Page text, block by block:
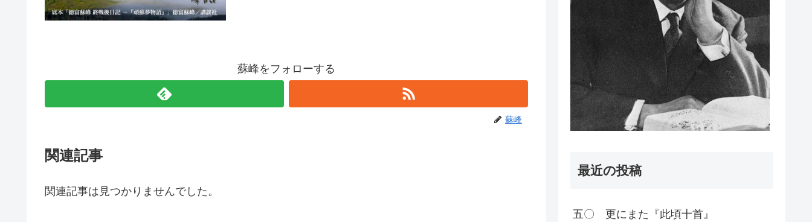
蘇峰をフォローする
蘇峰
関連記事
関連記事は見つかりませんでした。
最近の投稿
五〇 更にまた『此頃十首』